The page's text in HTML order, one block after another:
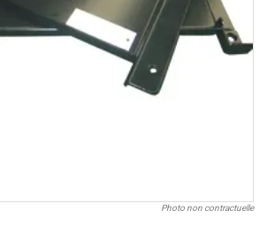
Photo non contractuelle